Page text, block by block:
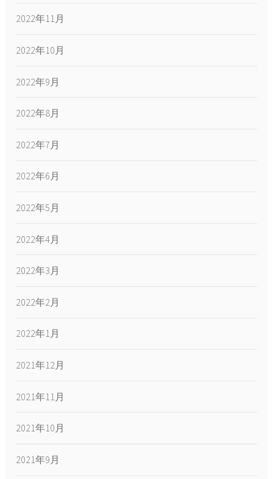
2022年11月
2022年10月
2022年9月
2022年8月
2022年7月
2022年6月
2022年5月
2022年4月
2022年3月
2022年2月
2022年1月
2021年12月
2021年11月
2021年10月
2021年9月